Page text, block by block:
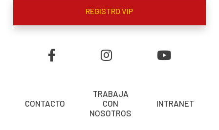
REGISTRO VIP
CONTACTO
TRABAJA
CON
NOSOTROS
INTRANET